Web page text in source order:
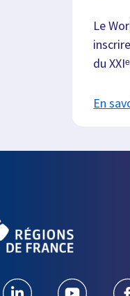
Le
du
En